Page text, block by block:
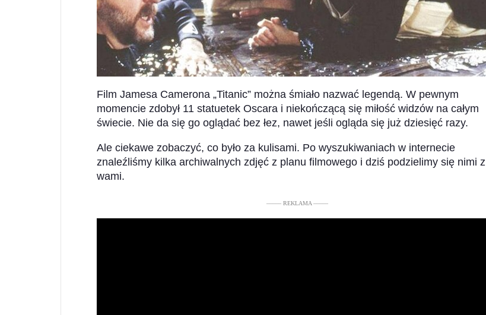
Film Jamesa Camerona „Titanic” można śmiało nazwać legendą. W pewnym
momencie zdobył 11 statuetek Oscara i niekończącą się miłość widzów na całym
świecie. Nie da się go oglądać bez łez, nawet jeśli ogląda się już dziesięć razy.
Ale ciekawe zobaczyć, co było za kulisami. Po wyszukiwaniach w internecie
znaleźliśmy kilka archiwalnych zdjęć z planu filmowego i dziś podzielimy się nimi z
wami.
––––– REKLAMA –––––